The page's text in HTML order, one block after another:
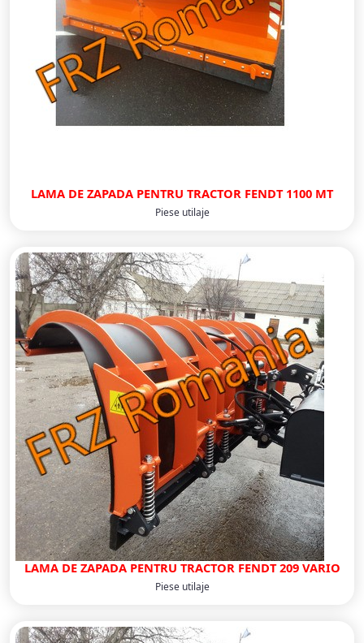
LAMA DE ZAPADA PENTRU TRACTOR FENDT 1100 MT
Piese utilaje
LAMA DE ZAPADA PENTRU TRACTOR FENDT 209 VARIO
Piese utilaje